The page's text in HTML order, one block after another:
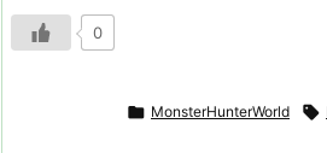
0
 MonsterHunterWorld 